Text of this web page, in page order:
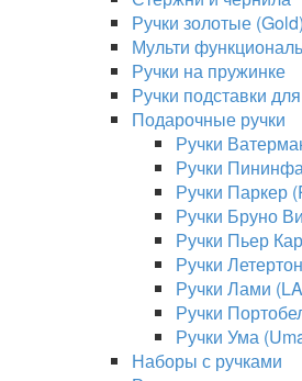
Ручки золотые (Gold)
Мульти
Ручки на пружинке
Ручки подставки
Подарочные ручки
Ручки
Ручки
Ручки Паркер
Ручки Бруно
Ручки Пьер
Ручки
Ручки Лами
Ручки
Ручки Ума
Наборы с ручками